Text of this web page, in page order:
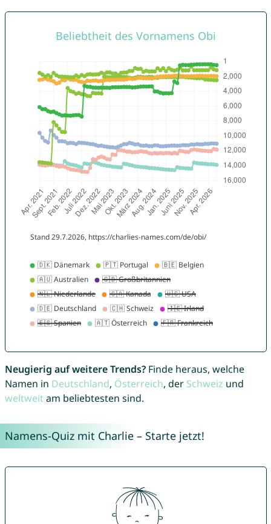
Neugierig auf weitere Trends?Finde heraus, welche
Namen in Deutschland, Österreich, der Schweiz und
weltweitam beliebtesten sind.
Namens-Quiz mit Charlie – Starte jetzt!